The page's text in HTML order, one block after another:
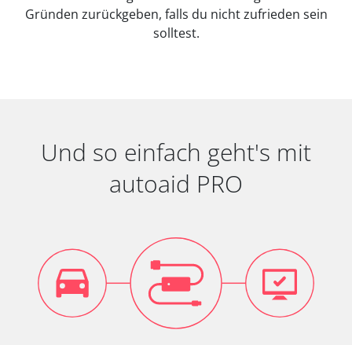
Gründen zurückgeben, falls du nicht zufrieden sein
solltest.
Und so einfach geht's mit
autoaid PRO